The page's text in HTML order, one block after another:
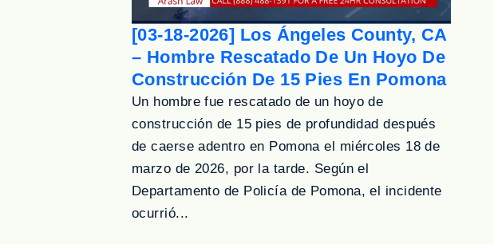
[03-18-2026] Los Ángeles County, CA
– Hombre Rescatado De Un Hoyo De
Construcción De 15 Pies En Pomona
Un hombre fue rescatado de un hoyo de
construcción de 15 pies de profundidad después
de caerse adentro en Pomona el miércoles 18 de
marzo de 2026, por la tarde. Según el
Departamento de Policía de Pomona, el incidente
ocurrió...